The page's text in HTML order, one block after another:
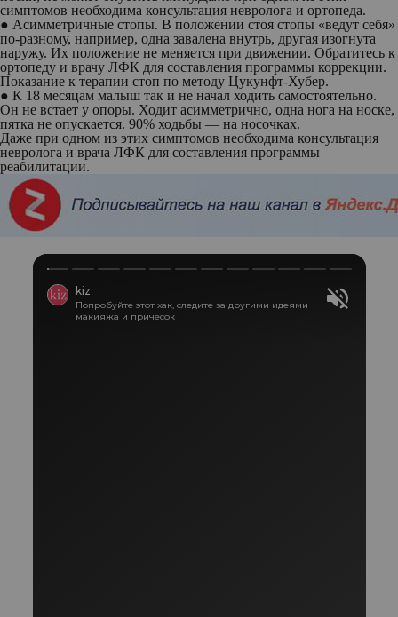
симптомов необходима консультация невролога и ортопеда.
● Асимметричные стопы. В положении стоя стопы «ведут себя»
по-разному, например, одна завалена внутрь, другая изогнута
наружу. Их положение не меняется при движении. Обратитесь к
ортопеду и врачу ЛФК для составления программы коррекции.
Показание к терапии стоп по методу Цукунфт-Хубер.
● К 18 месяцам малыш так и не начал ходить самостоятельно.
Он не встает у опоры. Ходит асимметрично, одна нога на носке,
пятка не опускается. 90% ходьбы — на носочках.
Даже при одном из этих симптомов необходима консультация
невролога и врача ЛФК для составления программы
реабилитации.